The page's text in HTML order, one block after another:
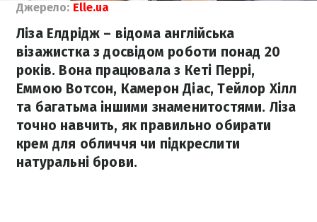
Джерело: Elle.ua
Ліза Елдрідж – відома англійська
візажистка з досвідом роботи понад 20
років. Вона працювала з Кеті Перрі,
Еммою Вотсон, Камерон Діас, Тейлор Хілл
та багатьма іншими знаменитостями. Ліза
точно навчить, як правильно обирати
крем для обличчя чи підкреслити
натуральні брови.